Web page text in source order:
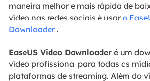
maneira melhor e mais rápida de
vídeo nas redes sociais é usar o
Downloader.
EaseUS Video Downloaderé um
vídeo profissional para todas as
plataformas de streaming. Além do